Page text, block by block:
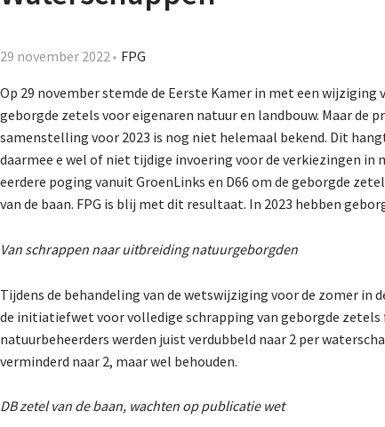
29 november 2022 FPG
Op 29 november stemde de Eerste Kamer in met een
geborgde zetels voor eigenaren natuur en landbouw. Maar de
samenstelling voor 2023 is nog niet helemaal bekend. Dit
daarmee e wel of niet tijdige invoering voor de verkiezingen in
eerdere poging vanuit GroenLinks en D66 om de geborgde
van de baan. FPG is blij met dit resultaat. In 2023 hebben
Van schrappen naar uitbreiding natuurgeborgden
Tijdens de behandeling van de wetswijziging voor de zomer in
de initiatiefwet voor volledige schrapping van geborgde
natuurbeheerders werden juist verdubbeld naar 2 per
verminderd naar 2, maar wel behouden.
DB zetel van de baan, wachten op publicatie wet